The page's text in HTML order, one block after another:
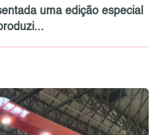
uma edição especial